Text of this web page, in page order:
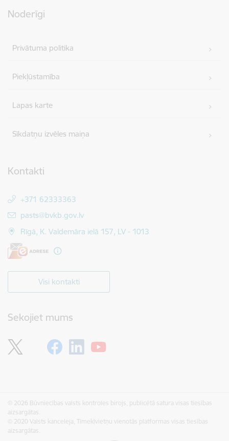
Noderīgi
Privātuma politika
Piekļūstamība
Lapas karte
Sīkdatņu izvēles maiņa
Kontakti
+371 62333363
E-pasts:
pasts@bvkb.gov.lv
Rīgā, K. Valdemāra ielā 157, LV - 1013
Visi kontakti
Sekojiet mums
© 2026 Būvniecības valsts kontroles birojs, publicētā satura visas tiesības
aizsargātas.
© 2020 Valsts kanceleja, Tīmekļvietņu vienotās platformas visas tiesības
aizsargātas.